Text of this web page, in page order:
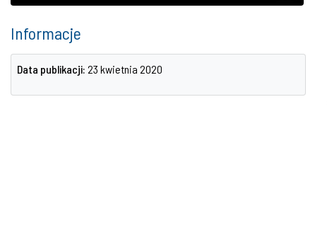
Informacje
Data publikacji: 23 kwietnia 2020